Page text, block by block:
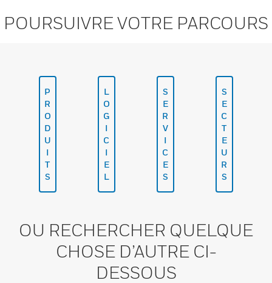
POURSUIVRE VOTRE PARCOURS
P
R
O
D
U
I
T
S
L
O
G
I
C
I
E
L
S
E
R
V
I
C
E
S
S
E
C
T
E
U
R
S
OU RECHERCHER QUELQUE
CHOSE D’AUTRE CI-
DESSOUS